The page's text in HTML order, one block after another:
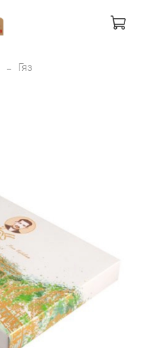
Гяз